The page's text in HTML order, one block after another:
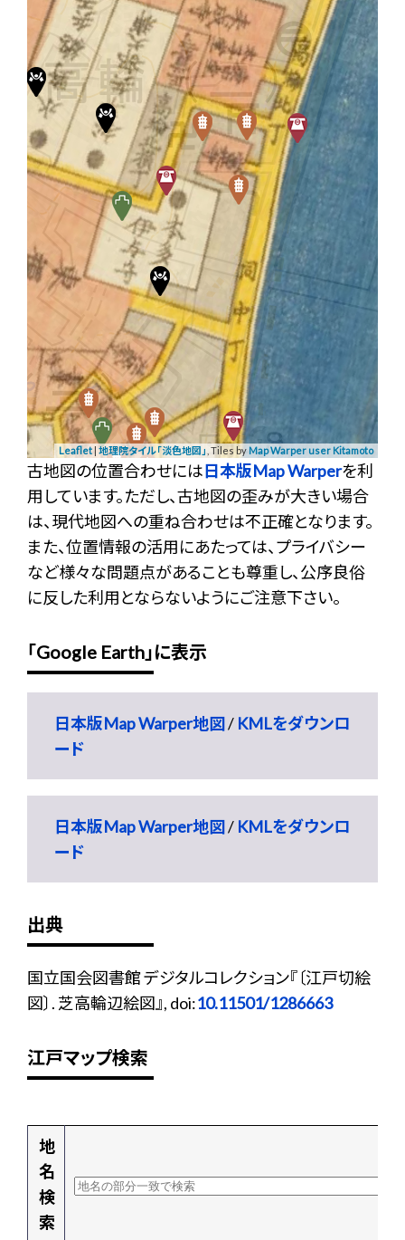
Leaflet| 地理院タイル「淡色地図」 , Tiles by Map Warper user Kitamoto
古地図の位置合わせには日本版Map Warperを利
用しています。ただし、古地図の歪みが大きい場合
は、現代地図への重ね合わせは不正確となります。
また、位置情報の活用にあたっては、プライバシー
など様々な問題点があることも尊重し、公序良俗
に反した利用とならないようにご注意下さい。
「Google Earth」に表示
日本版Map Warper地図/ KMLをダウンロ
ード
日本版Map Warper地図/ KMLをダウンロ
ード
出典
国立国会図書館 デジタルコレクション『〔江戸切絵
図〕. 芝高輪辺絵図』, doi:10.11501/1286663
江戸マップ検索
地
名
検
索